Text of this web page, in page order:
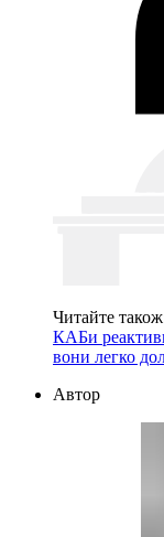
Читайте
КАБи
вони легко
Автор